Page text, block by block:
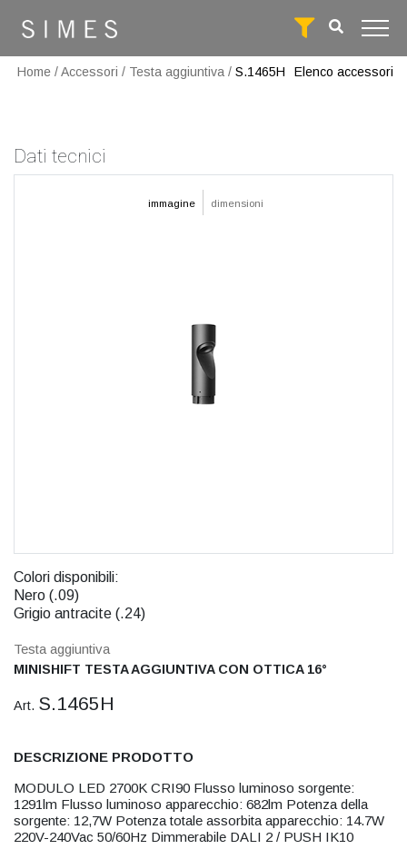
Home /Accessori / Testa aggiuntiva / S.1465H Elenco accessori
Dati tecnici
immagine dimensioni
Colori disponibili:
Nero (.09)
Grigio antracite (.24)
Testa aggiuntiva
MINISHIFT TESTA AGGIUNTIVA CON OTTICA 16°
Art. S.1465H
DESCRIZIONE PRODOTTO
MODULO LED 2700K CRI90 Flusso luminoso sorgente:
1291lm Flusso luminoso apparecchio: 682lm Potenza della
sorgente: 12,7W Potenza totale assorbita apparecchio: 14.7W
220V-240Vac 50/60Hz Dimmerabile DALI 2 / PUSH IK10